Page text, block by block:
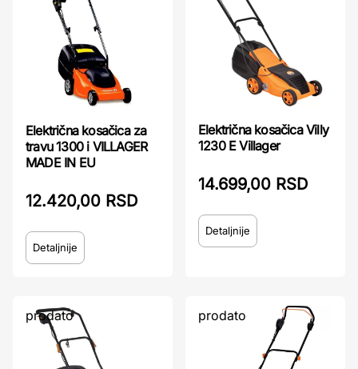
Električna kosačica za
travu 1300 i VILLAGER
MADE IN EU
12.420,00 RSD
Detaljnije
Električna kosačica Villy
1230 E Villager
14.699,00 RSD
Detaljnije
prodato prodato